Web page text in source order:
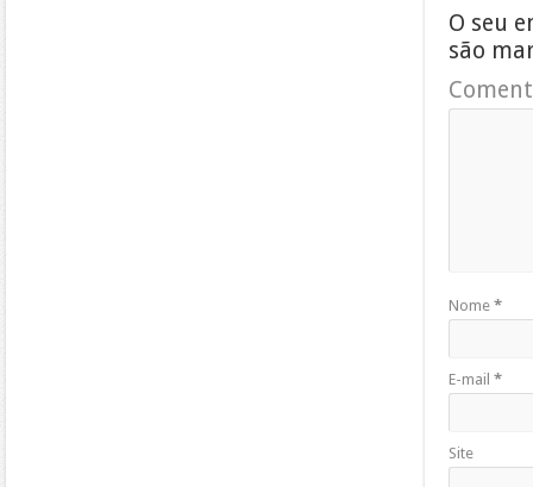
O seu
são
Nome *
E-mail *
Site